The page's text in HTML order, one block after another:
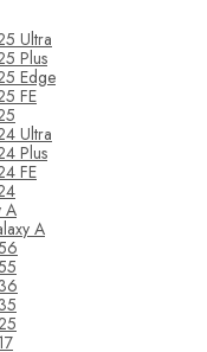
Ultra
Plus
Edge
FE
Ultra
Plus
FE
A
A